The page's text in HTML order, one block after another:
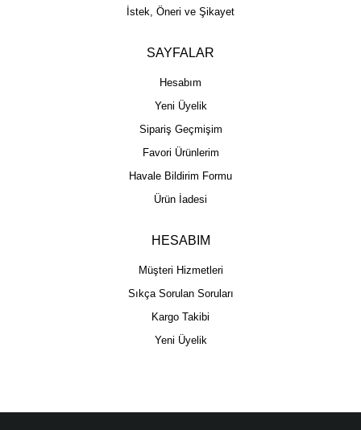
İstek, Öneri ve Şikayet
SAYFALAR
Hesabım
Yeni Üyelik
Sipariş Geçmişim
Favori Ürünlerim
Havale Bildirim Formu
Ürün İadesi
HESABIM
Müşteri Hizmetleri
Sıkça Sorulan Soruları
Kargo Takibi
Yeni Üyelik